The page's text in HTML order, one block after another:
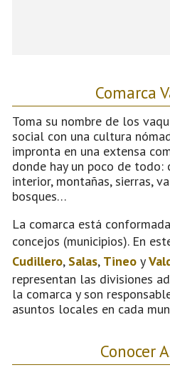
Comarca
Toma su nombre de los
social con una cultura
impronta en una extensa
donde hay un poco de todo:
interior, montañas, sierras,
bosques…
La comarca está
concejos (municipios). En
Cudillero, Salas, Tineo y
representan las divisiones
la comarca y son
asuntos locales en cada
Conocer